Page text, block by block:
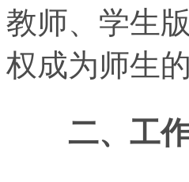
教师、学生
权成为师生
二、工